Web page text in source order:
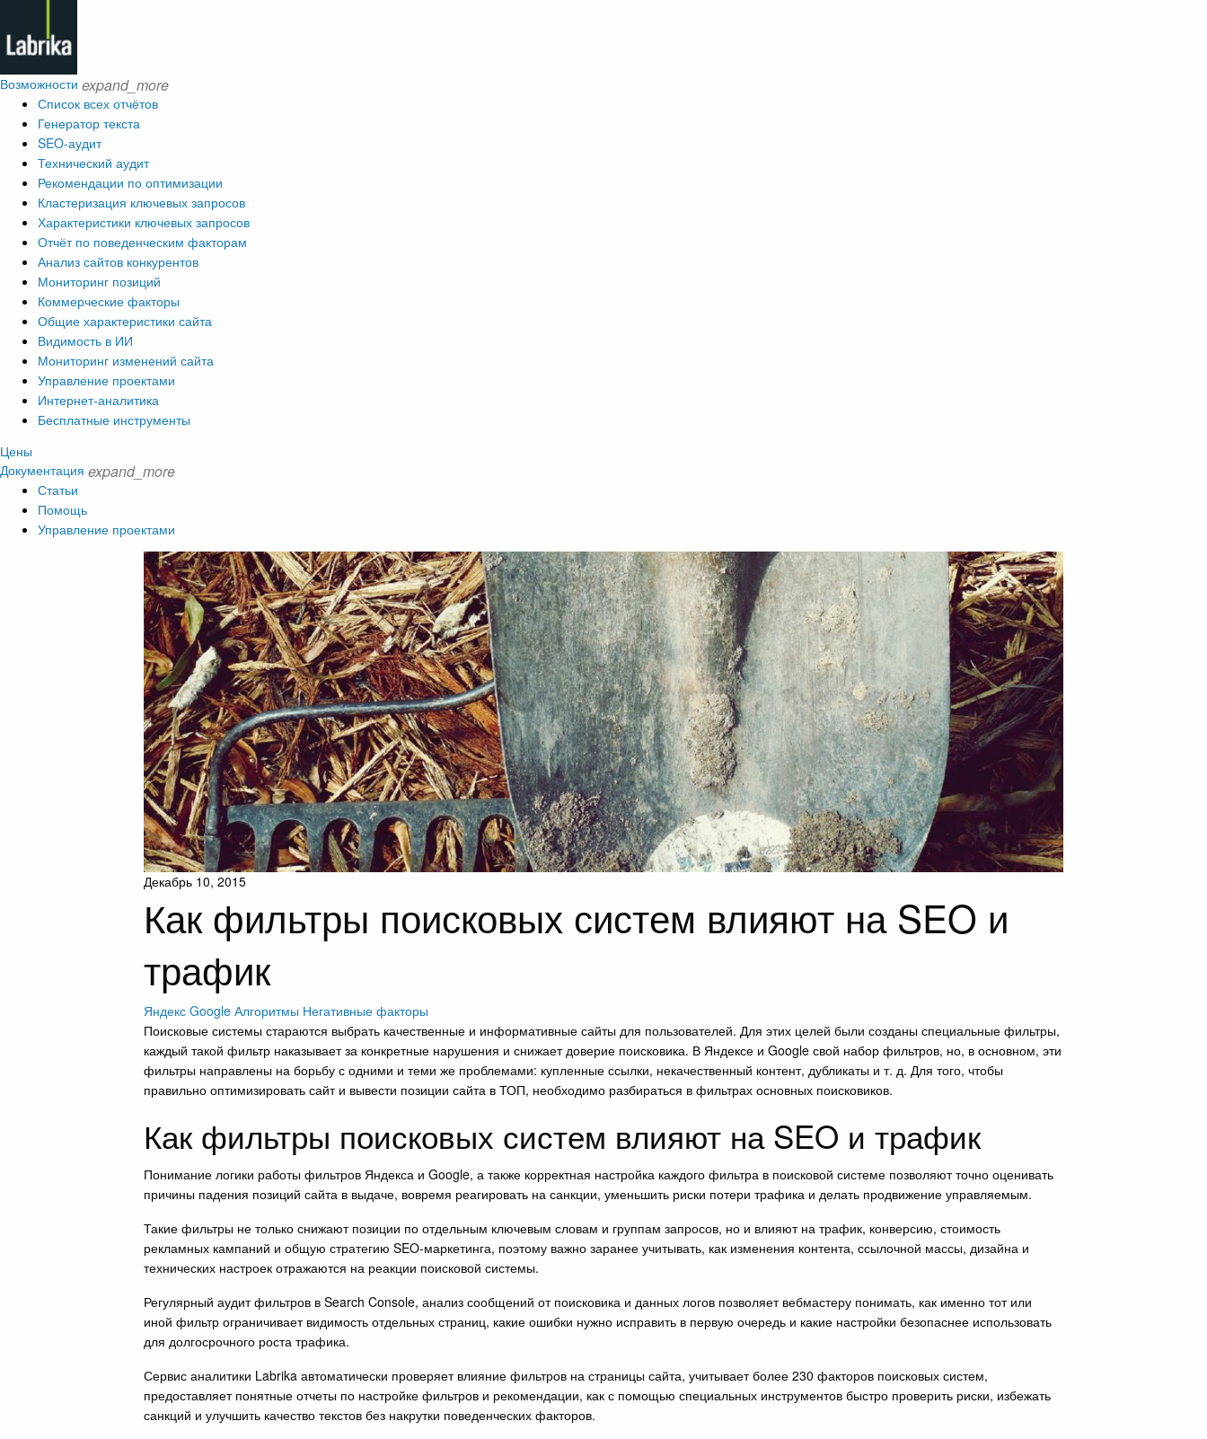
Возможности expand_more
Список всех отчётов
Генератор текста
SEO-аудит
Технический аудит
Рекомендации по оптимизации
Кластеризация ключевых запросов
Характеристики ключевых запросов
Отчёт по поведенческим факторам
Анализ сайтов конкурентов
Мониторинг позиций
Коммерческие факторы
Общие характеристики сайта
Видимость в ИИ
Мониторинг изменений сайта
Управление проектами
Интернет-аналитика
Бесплатные инструменты
Цены
Документация expand_more
Статьи
Помощь
Управление проектами
Декабрь 10, 2015
Как фильтры поисковых систем влияют на SEO и
трафик
Яндекс Google Алгоритмы Негативные факторы
Поисковые системы стараются выбрать качественные и информативные сайты для пользователей. Для этих целей были созданы специальные фильтры,
каждый такой фильтр наказывает за конкретные нарушения и снижает доверие поисковика. В Яндексе и Google свой набор фильтров, но, в основном, эти
фильтры направлены на борьбу с одними и теми же проблемами: купленные ссылки, некачественный контент, дубликаты и т. д. Для того, чтобы
правильно оптимизировать сайт и вывести позиции сайта в ТОП, необходимо разбираться в фильтрах основных поисковиков.
Как фильтры поисковых систем влияют на SEO и трафик
Понимание логики работы фильтров Яндекса и Google, а также корректная настройка каждого фильтра в поисковой системе позволяют точно оценивать
причины падения позиций сайта в выдаче, вовремя реагировать на санкции, уменьшить риски потери трафика и делать продвижение управляемым.
Такие фильтры не только снижают позиции по отдельным ключевым словам и группам запросов, но и влияют на трафик, конверсию, стоимость
рекламных кампаний и общую стратегию SEO-маркетинга, поэтому важно заранее учитывать, как изменения контента, ссылочной массы, дизайна и
технических настроек отражаются на реакции поисковой системы.
Регулярный аудит фильтров в Search Console, анализ сообщений от поисковика и данных логов позволяет вебмастеру понимать, как именно тот или
иной фильтр ограничивает видимость отдельных страниц, какие ошибки нужно исправить в первую очередь и какие настройки безопаснее использовать
для долгосрочного роста трафика.
Сервис аналитики Labrika автоматически проверяет влияние фильтров на страницы сайта, учитывает более 230 факторов поисковых систем,
предоставляет понятные отчеты по настройке фильтров и рекомендации, как с помощью специальных инструментов быстро проверить риски, избежать
санкций и улучшить качество текстов без накрутки поведенческих факторов.